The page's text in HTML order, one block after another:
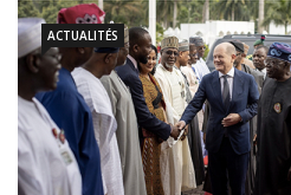
ACTUALITÉS